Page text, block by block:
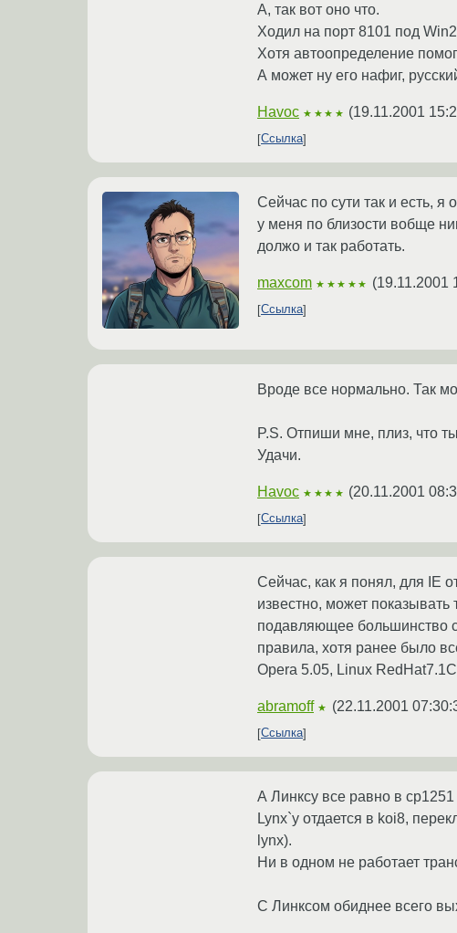
А, так вот оно что.
Ходил на порт 8101 под
Хотя автоопределение
А может ну его нафиг,
Havoc ★★★★ (19.11.2001
Ссылка
Сейчас по сути так и есть,
у меня по близости вобще
должо и так работать.
maxcom ★★★★★ (19.11.2001
Ссылка
Вроде все нормально. Так
P.S. Отпиши мне, плиз, что
Удачи.
Havoc ★★★★ (20.11.2001
Ссылка
Сейчас, как я понял, для IE
известно, может показывать
подавляющее большинство
правила, хотя ранее было
Opera 5.05, Linux
abramoff ★ (22.11.2001
Ссылка
А Линксу все равно в cp1251
Lynx`у отдается в koi8,
lynx).
Ни в одном не работает
С Линксом обиднее всего